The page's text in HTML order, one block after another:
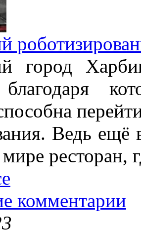
город
Ведь ещё
ресторан,
комментарии